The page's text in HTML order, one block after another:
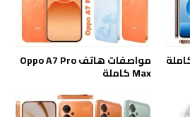
مواصفات هاتف Oppo A7 Pro
Max كاملة